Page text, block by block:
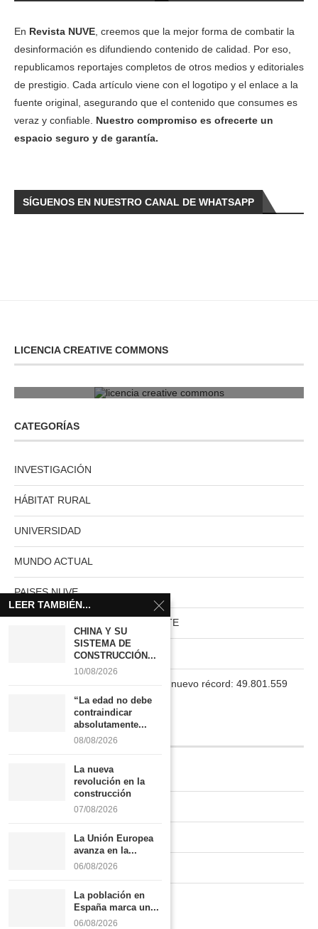
En Revista NUVE , creemos que la mejor forma de combatir la
desinformación es difundiendo contenido de calidad. Por eso,
republicamos reportajes completos de otros medios y editoriales
de prestigio. Cada artículo viene con el logotipo y el enlace a la
fuente original, asegurando que el contenido que consumes es
veraz y confiable. Nuestro compromiso es ofrecerte un
espacio seguro y de garantía.
SÍGUENOS EN NUESTRO CANAL DE WHATSAPP
LICENCIA CREATIVE COMMONS
CATEGORÍAS
INVESTIGACIÓN
HÁBITAT RURAL
UNIVERSIDAD
MUNDO ACTUAL
PAISES NUVE
HABITAT RURAL AUTOSUFICIENTE
La población en España marca un nuevo récord: 49.801.559
Quiénes somos
Publicidad tarifas
Política de privacidad
LEER TAMBIÉN...
CHINA Y SU
SISTEMA DE
CONSTRUCCIÓN...
10/08/2026
“La edad no debe
contraindicar
absolutamente...
08/08/2026
La nueva
revolución en la
construcción
07/08/2026
La Unión Europea
avanza en la...
06/08/2026
La población en
España marca un...
06/08/2026